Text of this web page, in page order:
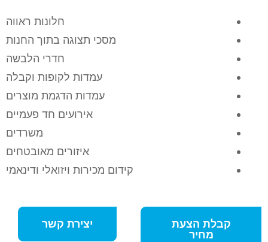
חלונות ראווה
מסכי תצוגה בתוך החנות
חדרי הלבשה
עמדות לקופות וקבלה
עמדות הדגמת מוצרים
אירועים חד פעמיים
משרדים
איזורים מאובטחים
קידום מכירות ויזואלי ודינאמי
קבלת הצעת
מחיר
יצירת קשר